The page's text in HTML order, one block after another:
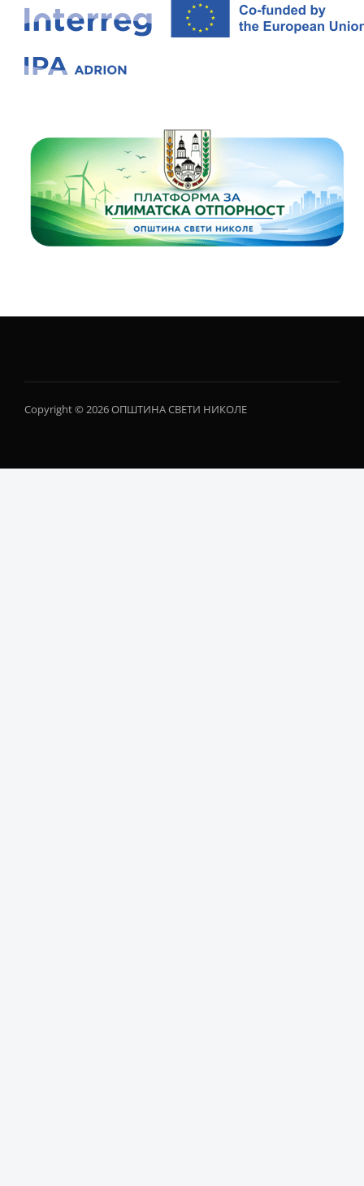
Copyright © 2026 ОПШТИНА СВЕТИ НИКОЛЕ